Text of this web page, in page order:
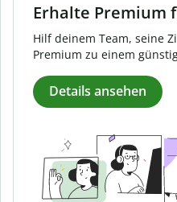
Erhalte Premium
Hilf deinem Team, seine
Premium zu einem
Details ansehen